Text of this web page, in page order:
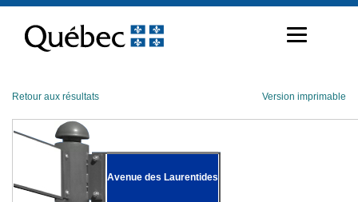
contenu
Retour aux résultats Version imprimable
Avenue des Laurentides